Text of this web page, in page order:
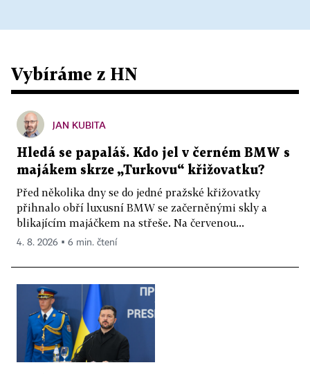
Vybíráme z HN
JAN KUBITA
Hledá se papaláš. Kdo jel v černém BMW s
majákem skrze „Turkovu“ křižovatku?
Před několika dny se do jedné pražské křižovatky
přihnalo obří luxusní BMW se začerněnými skly a
blikajícím majáčkem na střeše. Na červenou...
4. 8. 2026 ▪ 6 min. čtení